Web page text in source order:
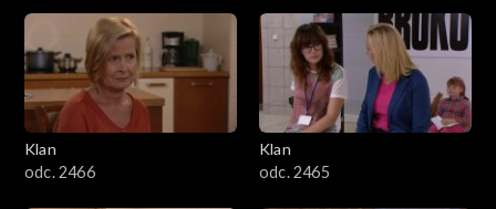
Klan
odc. 2466
Klan
odc. 2465